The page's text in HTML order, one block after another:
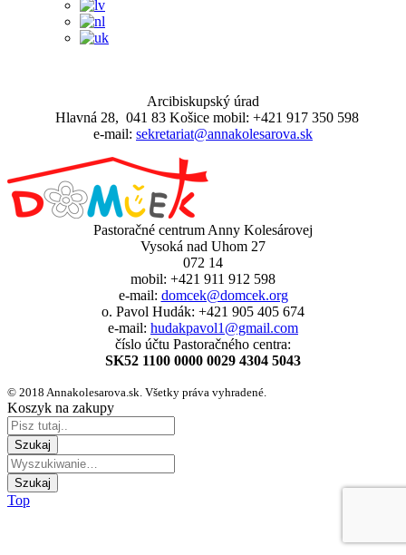
Arcibiskupský úrad
Hlavná 28, 041 83 Košice mobil: +421 917 350 598
e-mail: sekretariat@annakolesarova.sk
Pastoračné centrum Anny Kolesárovej
Vysoká nad Uhom 27
072 14
mobil: +421 911 912 598
e-mail: domcek@domcek.org
o. Pavol Hudák: +421 905 405 674
e-mail: hudakpavol1@gmail.com
číslo účtu Pastoračného centra:
SK52 1100 0000 0029 4304 5043
© 2018 Annakolesarova.sk. Všetky práva vyhradené.
Koszyk na zakupy
Top